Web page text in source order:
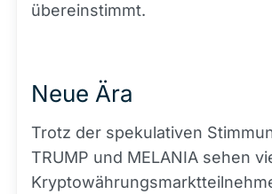
übereinstimmt.
Neue Ära
Trotz der spekulativen
TRUMP und MELANIA sehen